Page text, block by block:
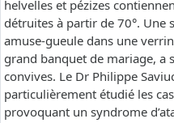
helvelles et pézizes
détruites à partir de 70°. Une
amuse-gueule dans une
grand banquet de mariage, a
convives. Le Dr Philippe
particulièrement étudié les
provoquant un syndrome